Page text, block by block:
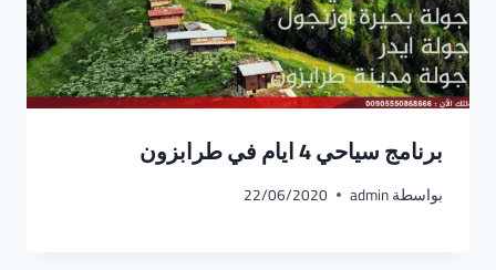
برنامج سياحي 4 ايام في طرابزون
بواسطةadmin
22/06/2020